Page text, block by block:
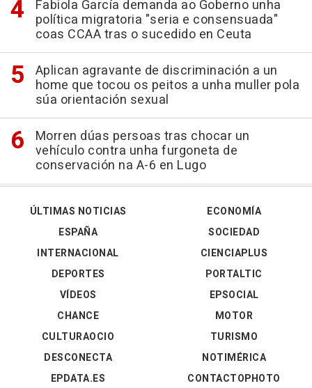
Fabiola García demanda ao Goberno unha
política migratoria "seria e consensuada"
coas CCAA tras o sucedido en Ceuta
Aplican agravante de discriminación a un
home que tocou os peitos a unha muller pola
súa orientación sexual
Morren dúas persoas tras chocar un
vehículo contra unha furgoneta de
conservación na A-6 en Lugo
ÚLTIMAS NOTICIAS
ESPAÑA
INTERNACIONAL
DEPORTES
VÍDEOS
ECONOMÍA
SOCIEDAD
CIENCIAPLUS
PORTALTIC
EPSOCIAL
CHANCE
CULTURAOCIO
DESCONECTA
EPDATA.ES
MOTOR
TURISMO
NOTIMÉRICA
CONTACTOPHOTO